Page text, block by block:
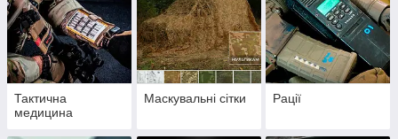
Тактична
медицина
Маскувальні сітки Рації